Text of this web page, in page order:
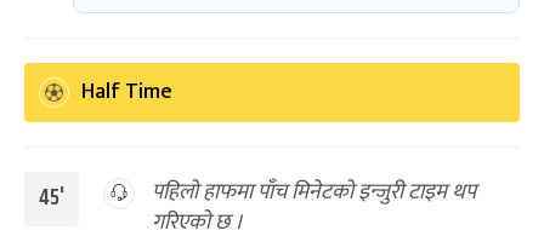
Half Time
45'
पहिलो हाफमा पाँच मिनेटको इन्जुरी टाइम थप
गरिएको छ ।